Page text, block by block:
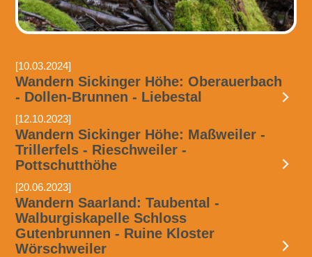
[10.03.2024]
Wandern Sickinger Höhe: Oberauerbach
- Dollen-Brunnen - Liebestal
[12.10.2023]
Wandern Sickinger Höhe: Maßweiler -
Trillerfels - Rieschweiler -
Pottschutthöhe
[20.06.2023]
Wandern Saarland: Taubental -
Walburgiskapelle Schloss
Gutenbrunnen - Ruine Kloster
Wörschweiler